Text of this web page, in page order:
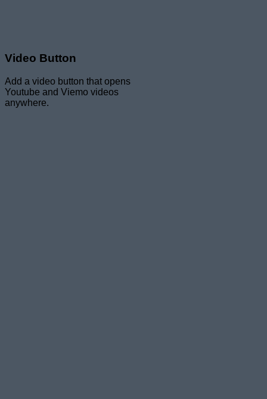
Video Button
Add a video button that opens
Youtube and Viemo videos
anywhere.